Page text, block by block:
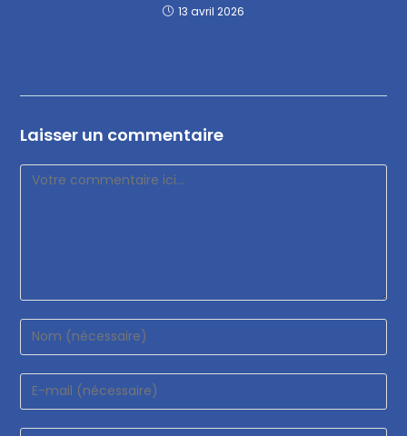
13 avril 2026
Laisser un commentaire